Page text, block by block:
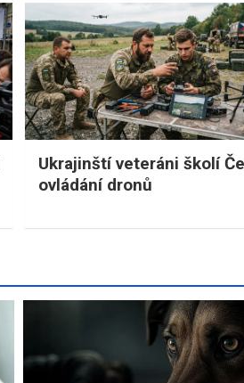
Ukrajinští veteráni školí
ovládání dronů